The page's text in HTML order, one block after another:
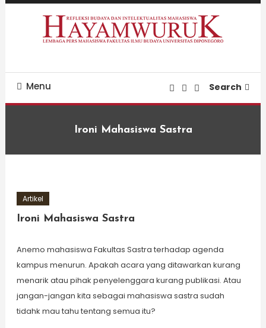
Skip
Menu Search
Ironi Mahasiswa Sastra
Artikel
Ironi Mahasiswa Sastra
Anemo mahasiswa Fakultas Sastra terhadap agenda
kampus menurun. Apakah acara yang ditawarkan kurang
menarik atau pihak penyelenggara kurang publikasi. Atau
jangan-jangan kita sebagai mahasiswa sastra sudah
tidahk mau tahu tentang semua itu?